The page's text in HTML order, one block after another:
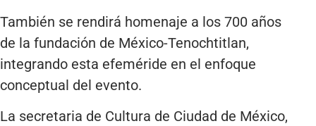
También se rendirá homenaje a los 700 años
de la fundación de México-Tenochtitlan,
integrando esta efeméride en el enfoque
conceptual del evento.
La secretaria de Cultura de Ciudad de México,